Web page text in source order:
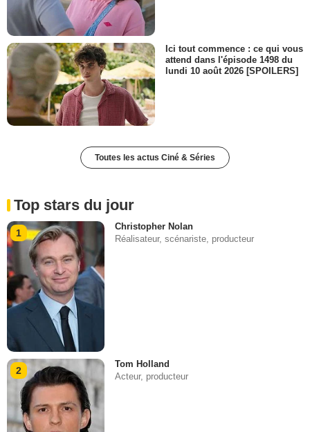
Ici tout commence : ce qui vous
attend dans l'épisode 1498 du
lundi 10 août 2026 [SPOILERS]
Toutes les actus Ciné & Séries
Top stars du jour
1
Christopher Nolan
Réalisateur, scénariste, producteur
2
Tom Holland
Acteur, producteur